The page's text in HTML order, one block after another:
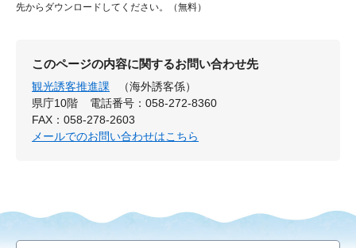
先からダウンロードしてください。（無料）
このページの内容に関するお問い合わせ先
観光誘客推進課
（海外誘客係）
県庁10階
電話番号：058-272-8360
FAX：058-278-2603
メールでのお問い合わせはこちら